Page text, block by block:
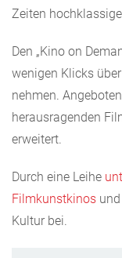
Zeiten
Den „Kino on
wenigen Klicks
nehmen.
herausragenden
erweitert.
Durch eine Leihe
Filmkunstkinos
Kultur bei.